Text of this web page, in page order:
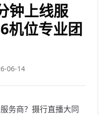
钟上线服
机位专业团
06-14
务商？摄行直播大同